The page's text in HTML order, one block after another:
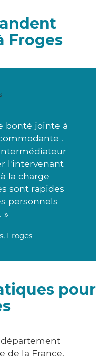
Froges
bonté jointe à
.
l'intervenant
la charge
sont rapides
personnels
»
Froges
pour
département
de la France,